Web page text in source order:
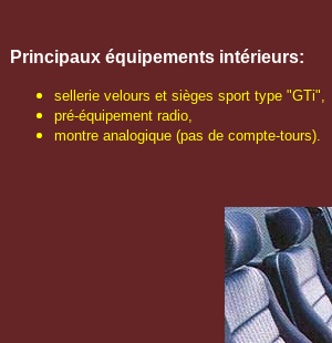
Principaux équipements intérieurs:
sellerie velours et sièges sport type "GTi",
pré-équipement radio,
montre analogique (pas de compte-tours).